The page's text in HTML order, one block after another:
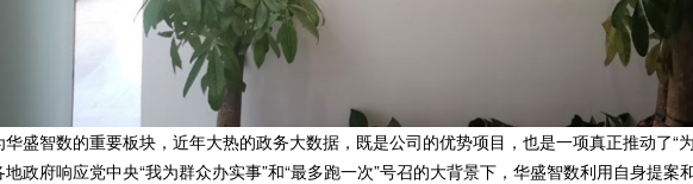
华盛智数的重要板块，近年大热的政务大数据，既是公司的优势项目，也是一项真正推动了“
政府响应党中央“我为群众办实事”和“最多跑一次”号召的大背景下，华盛智数利用自身提案